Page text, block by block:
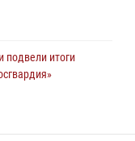
подвели итоги